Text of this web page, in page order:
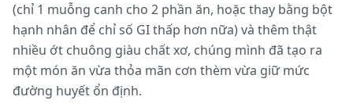
(chỉ 1 muỗng canh cho 2 phần ăn, hoặc thay bằng bột
hạnh nhân để chỉ số GI thấp hơn nữa) và thêm thật
nhiều ớt chuông giàu chất xơ, chúng mình đã tạo ra
một món ăn vừa thỏa mãn cơn thèm vừa giữ mức
đường huyết ổn định.